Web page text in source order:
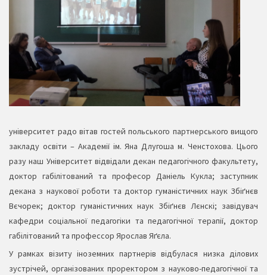
університет радо вітав гостей польського партнерського вищого
закладу освіти – Академії ім. Яна Длугоша м. Ченстохова. Цього
разу наш Університет відвідали декан педагогічного факультету,
доктор габілітований та професор Даніель Кукла; заступник
декана з наукової роботи та доктор гуманістичних наук Збіґнєв
Вєчорек; доктор гуманістичних наук Збіґнєв Лєнскі; завідувач
кафедри соціальної педагогіки та педагогічної терапії, доктор
габілітований та профессор Ярослав Яґєла.
У рамках візиту іноземних партнерів відбулася низка ділових
зустрічей, організованих проректором з науково-педагогічної та